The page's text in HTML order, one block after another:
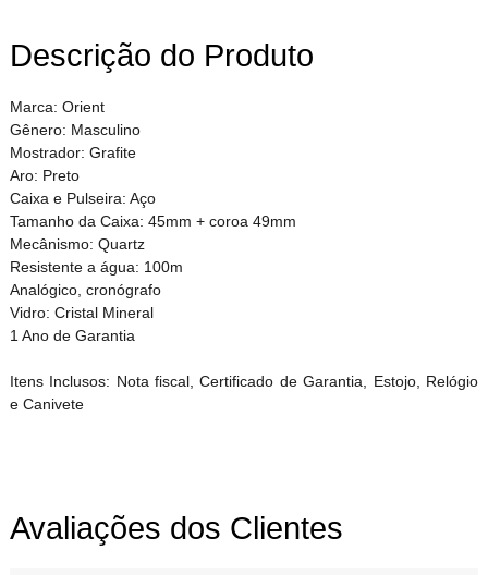
Descrição do Produto
Marca: Orient
Gênero: Masculino
Mostrador: Grafite
Aro: Preto
Caixa e Pulseira: Aço
Tamanho da Caixa: 45mm + coroa 49mm
Mecânismo: Quartz
Resistente a água: 100m
Analógico, cronógrafo
Vidro: Cristal Mineral
1 Ano de Garantia
Itens Inclusos: Nota fiscal, Certificado de Garantia, Estojo, Relógio
e Canivete
Avaliações dos Clientes